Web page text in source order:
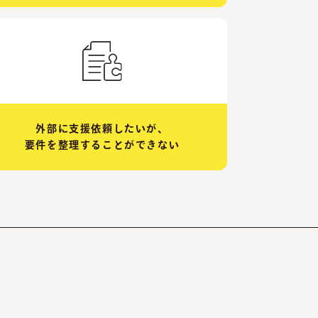
外部に支援依頼したいが、
要件を整理することができない